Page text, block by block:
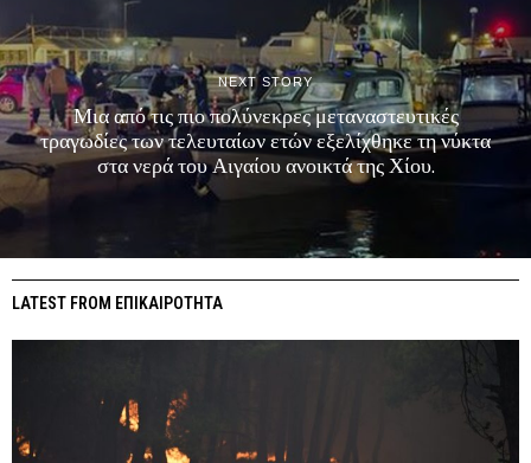
NEXT STORY
Μια από τις πιο πολύνεκρες μεταναστευτικές
τραγωδίες των τελευταίων ετών εξελίχθηκε τη νύκτα
στα νερά του Αιγαίου ανοικτά της Χίου.
LATEST FROM ΕΠΙΚΑΙΡΟΤΗΤΑ